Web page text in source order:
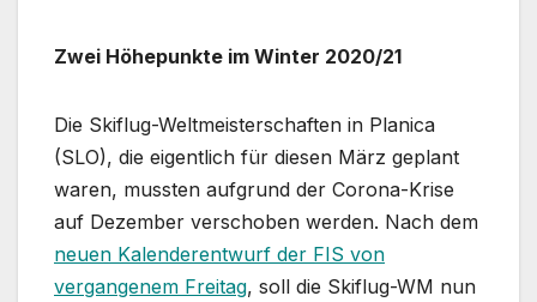
Zwei Höhepunkte im Winter 2020/21
Die Skiflug-Weltmeisterschaften in Planica
(SLO), die eigentlich für diesen März geplant
waren, mussten aufgrund der Corona-Krise
auf Dezember verschoben werden. Nach dem
neuen Kalenderentwurf der FIS von
vergangenem Freitag, soll die Skiflug-WM nun